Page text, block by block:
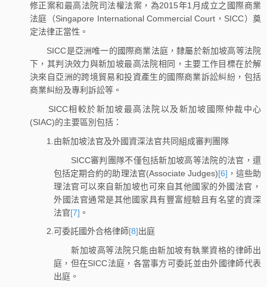
修正案和最高法院司法權法案，為2015年1月成立之國際商業
法庭（Singapore International Commercial Court，SICC）奠
定法律正當性。
SICC是亞洲唯一的國際商業法庭，隸屬於新加坡高等法院
下，其判決效力與新加坡最高法院相同，主要工作目標在於解
決來自亞洲的跨境貿易和投資產生的國際商業訴訟糾紛，包括
商業糾紛及專利訴訟等。
SICC相較於新加坡最高法院以及新加坡國際仲裁中心
(SIAC)的主要區別包括：
1.由新加坡法官及外國資深法官共同組成審判團隊
SICC審判團隊不僅包括新加坡高等法院的法官，還
包括定期合約的助理法官(Associate Judges)[6] ，這些助
理法官可以來自新加坡也可來自其他國家的外國法官，
外國法官通常是其他國家具有豐富經驗且有名望的資深
法官[7] 。
2.可委託國外合格律師[8]出庭
新加坡高等法院只能由新加坡有執業資格的律師出
庭，但在SICC法庭，各當事方可委託並由外國律師代表
出庭。